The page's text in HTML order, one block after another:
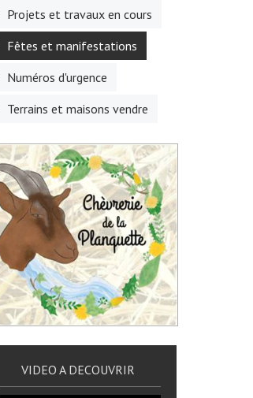
Projets et travaux en cours
Fêtes et manifestations
Numéros d'urgence
Terrains et maisons vendre
VIDEO A DECOUVRIR